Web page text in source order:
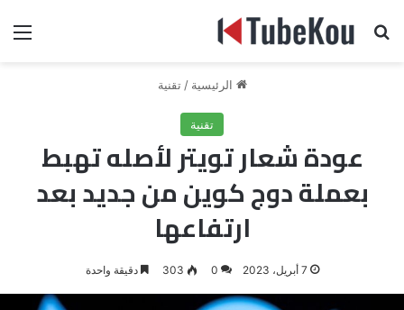
بحث عن
الرئيسية / تقنية
تقنية
عودة شعار تويتر لأصله تهبط
بعملة دوج كوين من جديد بعد
ارتفاعها
7 أبريل، 2023 0
303 دقيقة واحدة